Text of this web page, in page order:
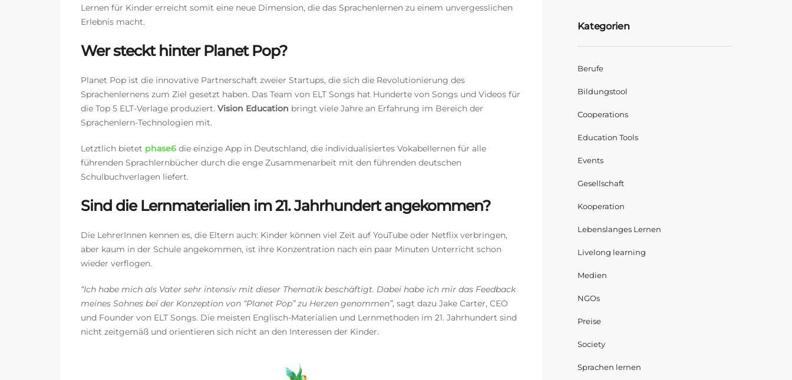
Lernen für Kinder erreicht somit eine neue Dimension, die das Sprachenlernen zu einem unvergesslichen
Erlebnis macht.
Wer steckt hinter Planet Pop?
Planet Pop ist die innovative Partnerschaft zweier Startups, die sich die Revolutionierung des
Sprachenlernens zum Ziel gesetzt haben. Das Team von ELT Songs hat Hunderte von Songs und Videos für
die Top 5 ELT-Verlage produziert. Vision Education bringt viele Jahre an Erfahrung im Bereich der
Sprachenlern-Technologien mit.
Letztlich bietet phase6 die einzige App in Deutschland, die individualisiertes Vokabellernen für alle
führenden Sprachlernbücher durch die enge Zusammenarbeit mit den führenden deutschen
Schulbuchverlagen liefert.
Sind die Lernmaterialien im 21. Jahrhundert angekommen?
Die LehrerInnen kennen es, die Eltern auch: Kinder können viel Zeit auf YouTube oder Netflix verbringen,
aber kaum in der Schule angekommen, ist ihre Konzentration nach ein paar Minuten Unterricht schon
wieder verflogen.
“Ich habe mich als Vater sehr intensiv mit dieser Thematik beschäftigt. Dabei habe ich mir das Feedback
meines Sohnes bei der Konzeption von “Planet Pop” zu Herzen genommen”, sagt dazu Jake Carter, CEO
und Founder von ELT Songs. Die meisten Englisch-Materialien und Lernmethoden im 21. Jahrhundert sind
nicht zeitgemäß und orientieren sich nicht an den Interessen der Kinder.
Kategorien
Berufe
Bildungstool
Cooperations
Education Tools
Events
Gesellschaft
Kooperation
Lebenslanges Lernen
Livelong learning
Medien
NGOs
Preise
Society
Sprachen lernen